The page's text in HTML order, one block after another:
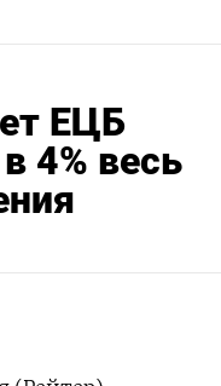
ЕЦБ
4% весь